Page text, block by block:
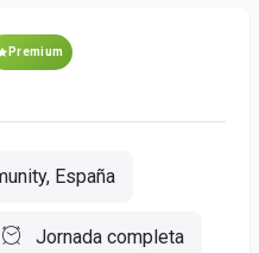
Premium
España
Jornada completa